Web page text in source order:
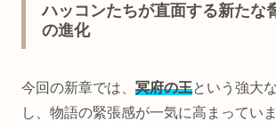
ハッコンたちが直面する新たな
の進化
今回の新章では、 冥府の王という強大
し、物語の緊張感が一気に高まっていま